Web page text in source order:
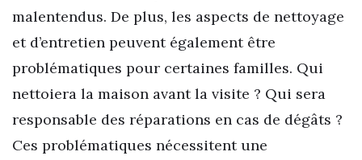
malentendus. De plus, les aspects de nettoyage
et d’entretien peuvent également être
problématiques pour certaines familles. Qui
nettoiera la maison avant la visite ? Qui sera
responsable des réparations en cas de dégâts ?
Ces problématiques nécessitent une